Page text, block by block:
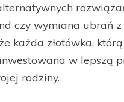
czy wymiana ubrań z
każda złotówka,
w lepszą
rodziny.